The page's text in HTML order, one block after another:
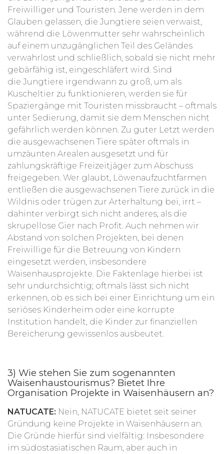
Freiwilliger und Touristen. Jene werden in dem
Glauben gelassen, die Jungtiere seien verwaist,
während die Löwenmutter sehr wahrscheinlich
auf einem unzugänglichen Teil des Geländes
verwahrlost und schließlich, sobald sie nicht mehr
gebärfähig ist, eingeschläfert wird. Sind
die Jungtiere irgendwann zu groß, um als
Kuscheltier zu funktionieren, werden sie für
Spaziergänge mit Touristen missbraucht – oftmals
unter Sedierung, damit sie dem Menschen nicht
gefährlich werden können. Zu guter Letzt werden
die ausgewachsenen Tiere später oftmals in
umzäunten Arealen ausgesetzt und für
zahlungskräftige Freizeitjäger zum Abschuss
freigegeben. Wer glaubt, Löwenaufzuchtfarmen
entließen die ausgewachsenen Tiere zurück in die
Wildnis oder trügen zur Arterhaltung bei, irrt –
dahinter verbirgt sich nicht anderes, als die
skrupellose Gier nach Profit. Auch nehmen wir
Abstand von solchen Projekten, bei denen
Freiwillige für die Betreuung von Kindern
eingesetzt werden, insbesondere
Waisenhausprojekte. Die Faktenlage hierbei ist
sehr undurchsichtig; oftmals lässt sich nicht
erkennen, ob es sich bei einer Einrichtung um ein
seriöses Kinderheim oder eine korrupte
Institution handelt, die Kinder zur finanziellen
Bereicherung gewissenlos ausbeutet.
3) Wie stehen Sie zum sogenannten
Waisenhaustourismus? Bietet Ihre
Organisation Projekte in Waisenhäusern an?
NATUCATE: Nein, NATUCATE bietet seit seiner
Gründung keine Projekte in Waisenhäusern an.
Die Gründe hierfür sind vielfältig: Insbesondere
im südostasiatischen Raum, aber auch in